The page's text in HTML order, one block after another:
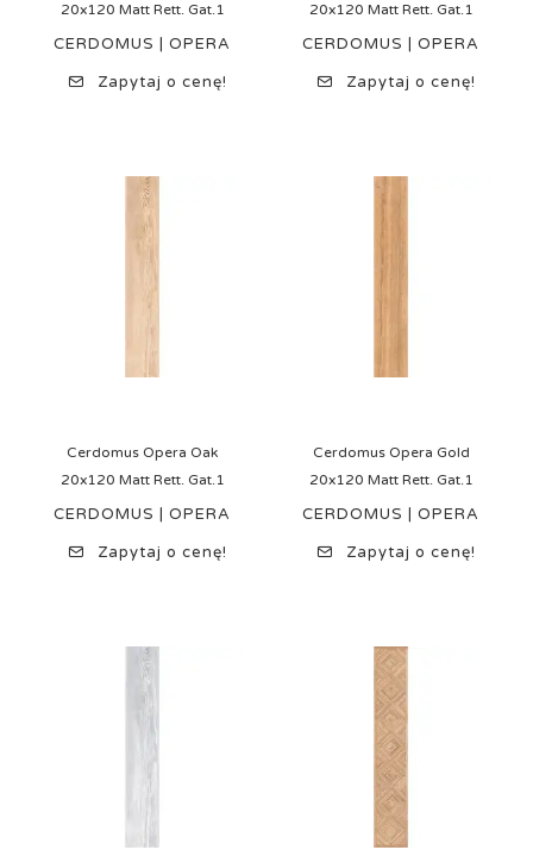
20x120 Matt Rett. Gat.1
CERDOMUS | OPERA
Zapytaj o cenę!
20x120 Matt Rett. Gat.1
CERDOMUS | OPERA
Zapytaj o cenę!
Cerdomus Opera Oak
20x120 Matt Rett. Gat.1
CERDOMUS | OPERA
Zapytaj o cenę!
Cerdomus Opera Gold
20x120 Matt Rett. Gat.1
CERDOMUS | OPERA
Zapytaj o cenę!